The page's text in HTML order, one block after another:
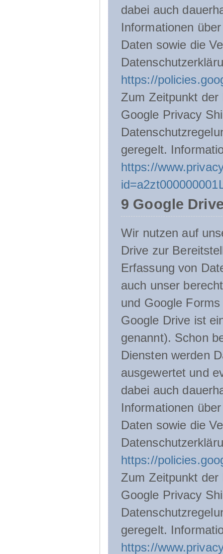
dabei auch
Informationen
Daten sowie die
https://
Zum Zeitpunkt der
Google Privacy
geregelt.
https://
9 Google
Wir nutzen auf
Drive zur
Erfassung von
auch unser
und Google
Google Drive ist
genannt). Schon
Diensten werden
ausgewertet und
dabei auch
Informationen
Daten sowie die
https://
Zum Zeitpunkt der
Google Privacy
geregelt.
https://